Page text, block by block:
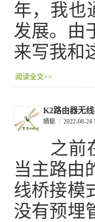
年，我也
发展。由
来写我和
阅读全文>>
K2路由器无
蜻蜓 2022-08-24
之前
当主路由
线桥接模
没有预埋